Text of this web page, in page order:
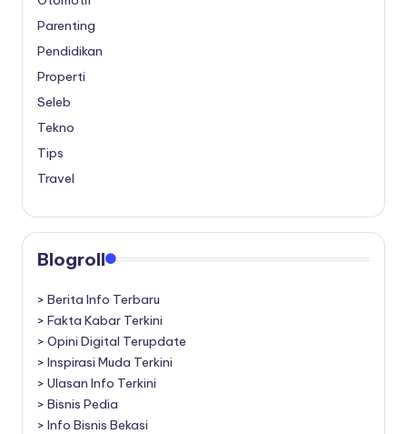
Parenting
Pendidikan
Properti
Seleb
Tekno
Tips
Travel
Blogroll
> Berita Info Terbaru
> Fakta Kabar Terkini
> Opini Digital Terupdate
> Inspirasi Muda Terkini
> Ulasan Info Terkini
> Bisnis Pedia
> Info Bisnis Bekasi